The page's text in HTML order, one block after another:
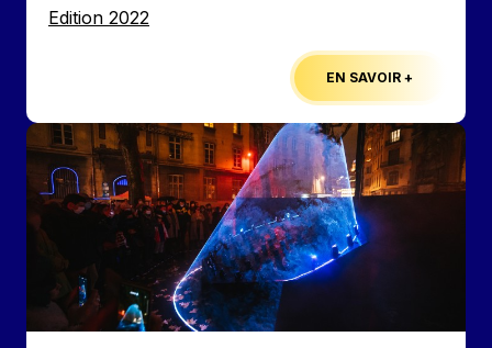
Edition
Edition 2022
EN SAVOIR +
Image